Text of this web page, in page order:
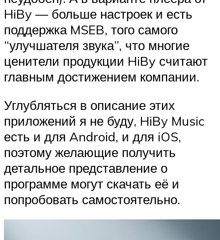
HiBy — больше настроек и есть
поддержка MSEB, того самого
“улучшателя звука”, что многие
ценители продукции HiBy считают
главным достижением компании.
Углубляться в описание этих
приложений я не буду, HiBy Music
есть и для Android, и для iOS,
поэтому желающие получить
детальное представление о
программе могут скачать её и
попробовать самостоятельно.